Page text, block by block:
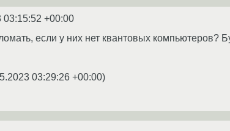
03:15:52 +00:00
если у них нет квантовых компьютеров?
03:29:26 +00:00)